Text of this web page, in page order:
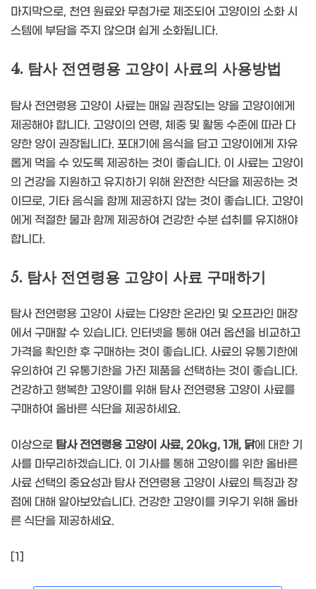
마지막으로, 천연 원료와 무첨가로 제조되어 고양이의 소화 시
스템에 부담을 주지 않으며 쉽게 소화됩니다.
4. 탐사 전연령용 고양이 사료의 사용방법
탐사 전연령용 고양이 사료는 매일 권장되는 양을 고양이에게
제공해야 합니다. 고양이의 연령, 체중 및 활동 수준에 따라 다
양한 양이 권장됩니다. 포대기에 음식을 담고 고양이에게 자유
롭게 먹을 수 있도록 제공하는 것이 좋습니다. 이 사료는 고양이
의 건강을 지원하고 유지하기 위해 완전한 식단을 제공하는 것
이므로, 기타 음식을 함께 제공하지 않는 것이 좋습니다. 고양이
에게 적절한 물과 함께 제공하여 건강한 수분 섭취를 유지해야
합니다.
5. 탐사 전연령용 고양이 사료 구매하기
탐사 전연령용 고양이 사료는 다양한 온라인 및 오프라인 매장
에서 구매할 수 있습니다. 인터넷을 통해 여러 옵션을 비교하고
가격을 확인한 후 구매하는 것이 좋습니다. 사료의 유통기한에
유의하여 긴 유통기한을 가진 제품을 선택하는 것이 좋습니다.
건강하고 행복한 고양이를 위해 탐사 전연령용 고양이 사료를
구매하여 올바른 식단을 제공하세요.
이상으로 탐사 전연령용 고양이 사료, 20kg, 1개, 닭에 대한 기
사를 마무리하겠습니다. 이 기사를 통해 고양이를 위한 올바른
사료 선택의 중요성과 탐사 전연령용 고양이 사료의 특징과 장
점에 대해 알아보았습니다. 건강한 고양이를 키우기 위해 올바
른 식단을 제공하세요.
[1]